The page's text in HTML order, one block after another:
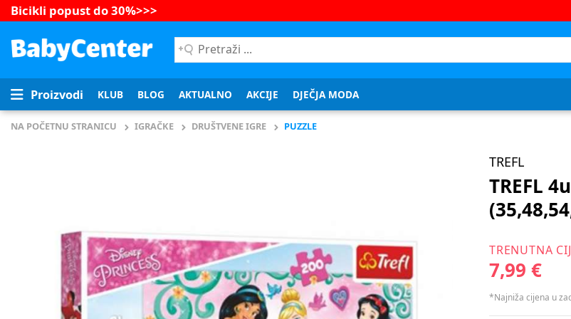
Bicikli popust do 30%>>>
Pretraži
...
Proizvodi KLUB BLOG AKTUALNO AKCIJE DJEČJA MODA
NA POČETNU STRANICU IGRAČKE DRUŠTVENE IGRE PUZZLE
TREFL
TREFL
TRENUTNA
7,99 €
*Najniža cijena u